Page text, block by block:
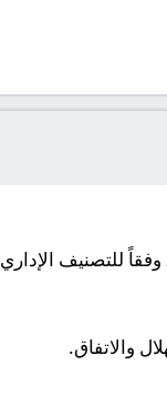
أعلنت وزارة الرياضة بالمملكة العربية السعوديه نتائـج تقييم مبادرة الحوكمة للربع الرابع مـن العام الرياضي 2022-2023 وفقاً للتصنيف الإداري
والاتفاق.